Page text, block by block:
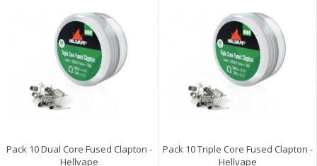
Pack 10 Dual Core Fused Clapton -
Hellvape
Pack 10 Triple Core Fused Clapton -
Hellvape